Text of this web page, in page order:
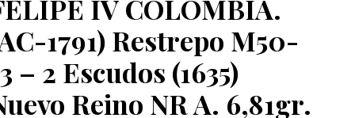
IV COLOMBIA.
1791) Restrepo M50-
– 2 Escudos (1635)
Reino NR A. 6,81gr.